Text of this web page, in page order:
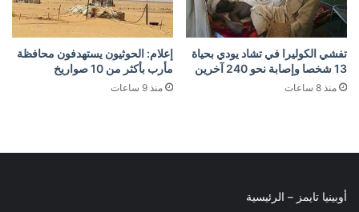
تفشي الكوليرا في تشاد يودي بحياة
13 شخصا وإصابة نحو 240 آخرين
منذ 8 ساعات
إعلام: الحوثيون يستهدفون محافظة
مأرب بأكثر من 10 صواريخ
منذ 9 ساعات
أوبينيا تايمز – الرئيسية